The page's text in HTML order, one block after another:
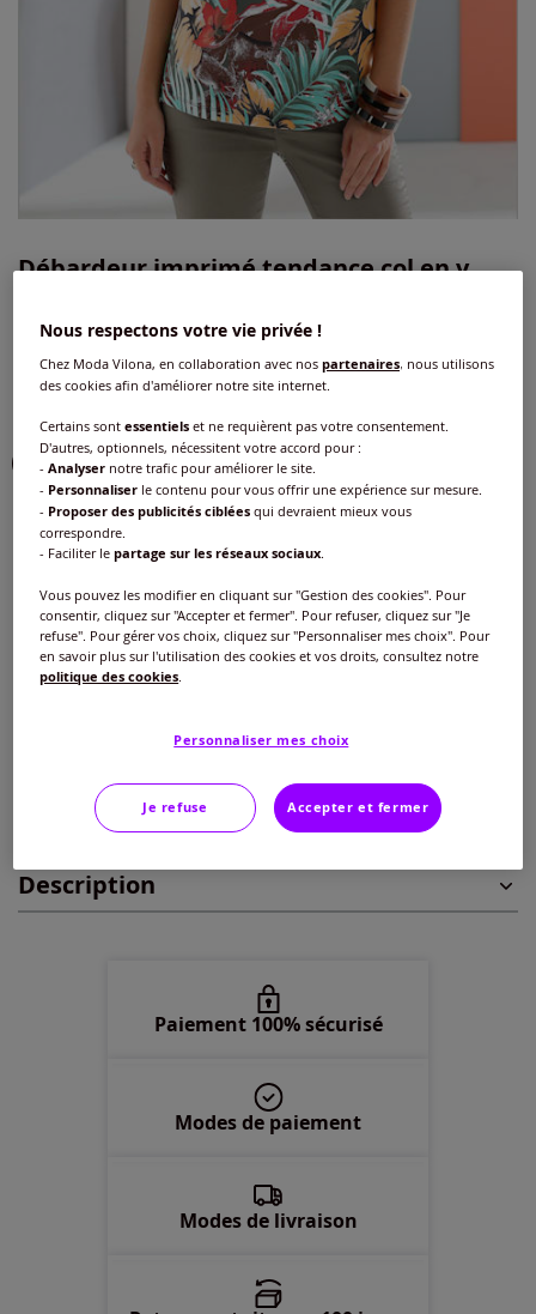
Débardeur imprimé tendance col en v
Réf : 547.312.053 4.4 /
Couleur :vert olive à motifs
Taille :
Veuillez sélectionner une taille
40 -disponible dans 9 semaines
42 -disponible dans 9 semaines
disponible dans 9 semaines
disponible dans 9 semaines
48 -disponible dans 9 semaines
disponible dans 9 semaines
disponible dans 9 semaines
disponible dans 9 semaines
Guide des tailles
18€
Ajouter au panier
Caractéristiques
Description
Paiement 100% sécurisé
Modes de paiement
Modes de livraison
Nous respectons votre vie privée !
Chez Moda Vilona, en collaboration avec nospartenaires, nous utilisons
des cookies afin d'améliorer notre site internet.
Certains sontessentiels et ne requièrent pas votre consentement.
D'autres, optionnels, nécessitent votre accord pour :
-Analyser notre trafic pour améliorer le site.
- Personnaliser le contenu pour vous offrir une expérience sur mesure.
- Proposer des publicités ciblées qui devraient mieux vous
correspondre.
- Faciliter lepartage sur les réseaux sociaux
Vous pouvez les modifier en cliquant sur "Gestion des cookies". Pour
consentir, cliquez sur "Accepter et fermer". Pour refuser, cliquez sur "Je
refuse". Pour gérer vos choix, cliquez sur "Personnaliser mes choix". Pour
en savoir plus sur l'utilisation des cookies et vos droits, consultez notre
politique des cookies
Personnaliser mes choix
Je refuse Accepter et fermer